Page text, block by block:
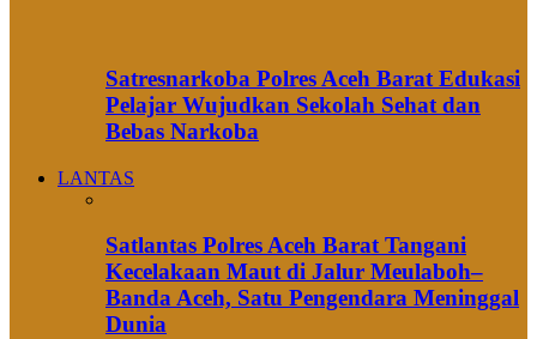
Satresnarkoba Polres Aceh Barat Edukasi
Pelajar Wujudkan Sekolah Sehat dan
Bebas Narkoba
LANTAS
Satlantas Polres Aceh Barat Tangani
Kecelakaan Maut di Jalur Meulaboh–
Banda Aceh, Satu Pengendara Meninggal
Dunia